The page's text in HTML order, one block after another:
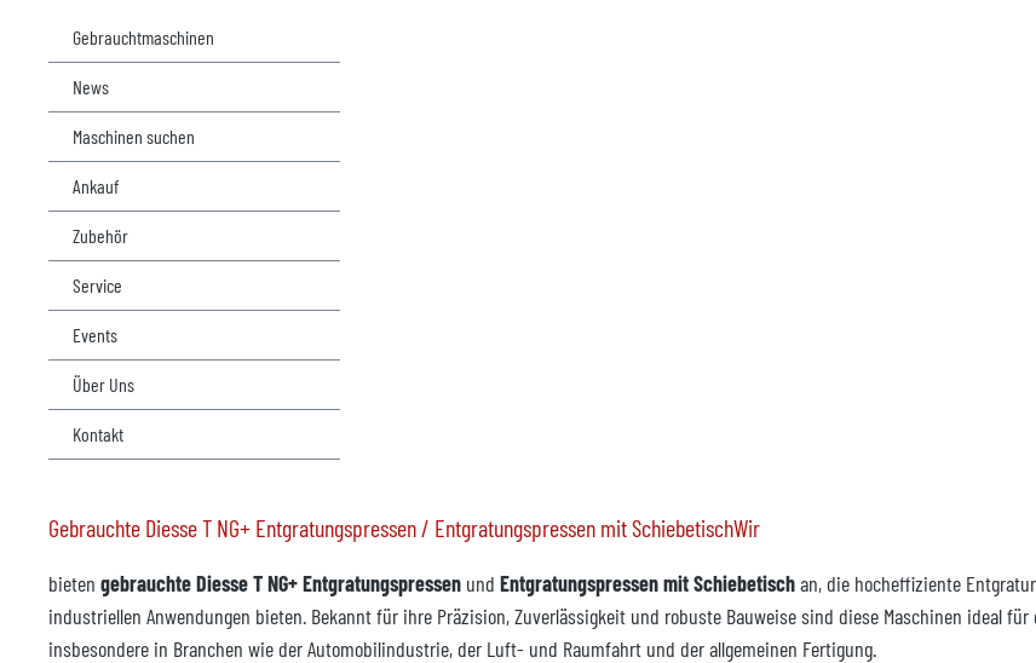
Gebrauchtmaschinen
News
Maschinen suchen
Ankauf
Zubehör
Service
Events
Über Uns
Kontakt
Gebrauchte Diesse T NG+ Entgratungspressen / Entgratungspressen mit SchiebetischWir
bieten gebrauchte Diesse T NG+ Entgratungspressen und Entgratungspressen mit Schiebetischan, die hocheffiziente
industriellen Anwendungen bieten. Bekannt für ihre Präzision, Zuverlässigkeit und robuste Bauweise sind diese Maschinen ideal
insbesondere in Branchen wie der Automobilindustrie, der Luft- und Raumfahrt und der allgemeinen Fertigung.